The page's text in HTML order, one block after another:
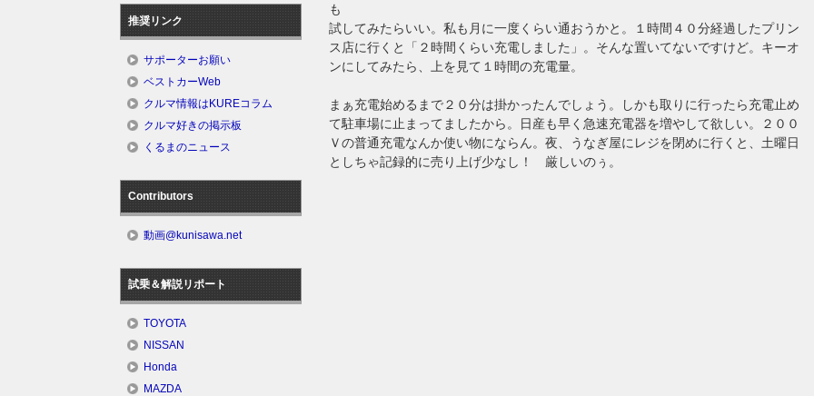
も
試してみたらいい。私も月に一度くらい通おうかと。１時間４０分経過したプリン
ス店に行くと「２時間くらい充電しました」。そんな置いてないですけど。キーオ
ンにしてみたら、上を見て１時間の充電量。
まぁ充電始めるまで２０分は掛かったんでしょう。しかも取りに行ったら充電止め
て駐車場に止まってましたから。日産も早く急速充電器を増やして欲しい。２００
Ｖの普通充電なんか使い物にならん。夜、うなぎ屋にレジを閉めに行くと、土曜日
としちゃ記録的に売り上げ少なし！ 厳しいのぅ。
推奨リンク
サポーターお願い
ベストカーWeb
クルマ情報はKUREコラム
クルマ好きの掲示板
くるまのニュース
Contributors
動画@kunisawa.net
試乗＆解説リポート
TOYOTA
NISSAN
Honda
MAZDA